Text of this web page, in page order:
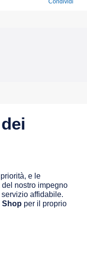
Condividi
e le
nostro impegno
affidabile.
Shop per il proprio